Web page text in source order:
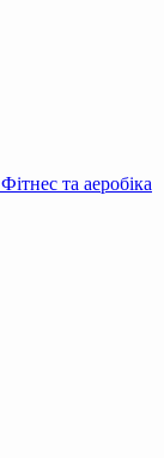
Фітнес та аеробіка